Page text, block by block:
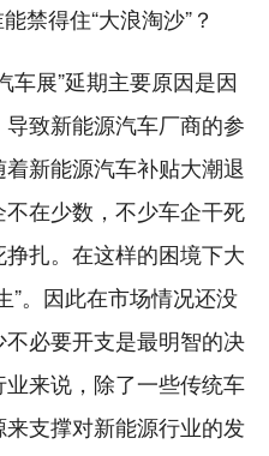
车展”延期主要原因是因
致新能源汽车厂商的参
新能源汽车补贴大潮退
在少数，不少车企干死
扎。在这样的困境下大
”。因此在市场情况还没
必要开支是最明智的决
来说，除了一些传统车
支撑对新能源行业的发